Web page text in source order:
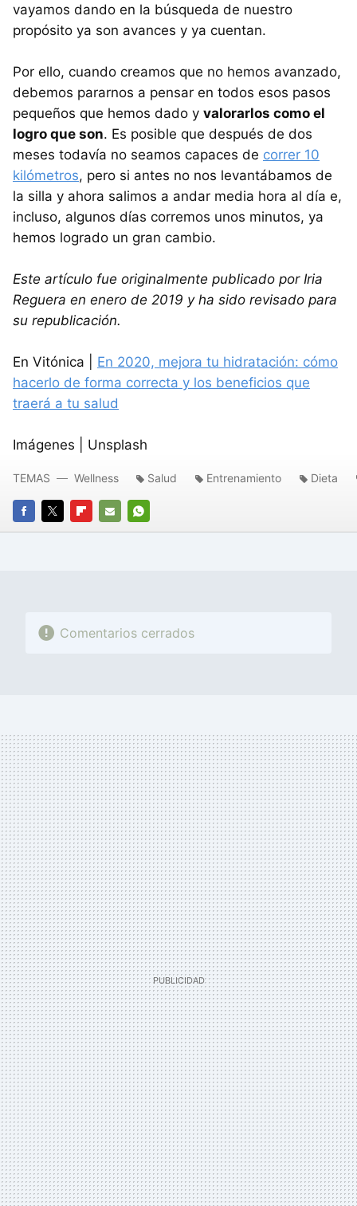
vayamos dando en la búsqueda de nuestro
propósito ya son avances y ya cuentan.
Por ello, cuando creamos que no hemos avanzado,
debemos pararnos a pensar en todos esos pasos
pequeños que hemos dado y valorarlos como el
logro que son. Es posible que después de dos
meses todavía no seamos capaces de correr 10
kilómetros, pero si antes no nos levantábamos de
la silla y ahora salimos a andar media hora al día e,
incluso, algunos días corremos unos minutos, ya
hemos logrado un gran cambio.
Este artículo fue originalmente publicado por Iria
Reguera en enero de 2019 y ha sido revisado para
su republicación.
En Vitónica | En 2020, mejora tu hidratación: cómo
hacerlo de forma correcta y los beneficios que
traerá a tu salud
Imágenes | Unsplash
FACEBOOK
TWITTERFLIPBOARD
E-
WHATSAPP
TEMAS Wellness Salud Entrenamiento Dieta
Comentarios cerrados